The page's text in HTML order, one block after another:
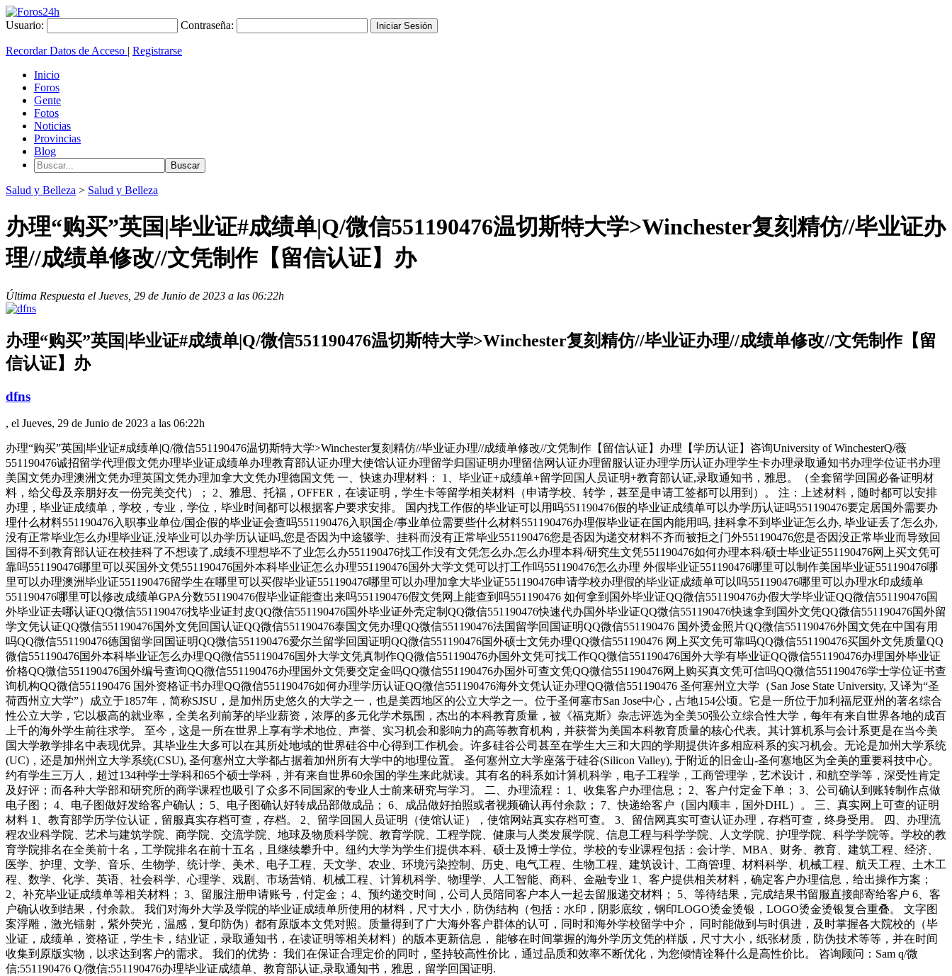
Usuario: Contraseña:
Recordar Datos de Acceso | Registrarse
Inicio
Foros
Gente
Fotos
Noticias
Provincias
Blog
Salud y Belleza > Salud y Belleza
办理“购买”英国|毕业证#成绩单|Q/微信551190476温切斯特大学>Winchester复刻精仿//毕业证办
理//成绩单修改//文凭制作【留信认证】办
Última Respuesta el Jueves, 29 de Junio de 2023 a las 06:22h
办理“购买”英国|毕业证#成绩单|Q/微信551190476温切斯特大学>Winchester复刻精仿//毕业证办理//成绩单修改//文凭制作【留
信认证】办
dfns
, el Jueves, 29 de Junio de 2023 a las 06:22h
办理“购买”英国|毕业证#成绩单|Q/微信551190476温切斯特大学>Winchester复刻精仿//毕业证办理//成绩单修改//文凭制作【留信认证】办理【学历认证】咨询University of WinchesterQ/薇
551190476诚招留学代理假文凭办理毕业证成绩单办理教育部认证办理大使馆认证办理留学归国证明办理留信网认证办理留服认证办理学历认证办理学生卡办理录取通知书办理学位证书办理
美国文凭办理澳洲文凭办理英国文凭办理加拿大文凭办理德国文凭 一、快速办理材料： 1、毕业证+成绩单+留学回国人员证明+教育部认证,录取通知书，雅思。（全套留学回国必备证明材
料，给父母及亲朋好友一份完美交代）； 2、雅思、托福，OFFER，在读证明，学生卡等留学相关材料（申请学校、转学，甚至是申请工签都可以用到）。 注：上述材料，随时都可以安排
办理，毕业证成绩单，学校，专业，学位，毕业时间都可以根据客户要求安排。 国内找工作假的毕业证可以用吗551190476假的毕业证成绩单可以办学历认证吗551190476要定居国外需要办
理什么材料551190476入职事业单位/国企假的毕业证会查吗551190476入职国企/事业单位需要些什么材料551190476办理假毕业证在国内能用吗, 挂科拿不到毕业证怎么办, 毕业证丢了怎么办,
没有正常毕业怎么办理毕业证,没毕业可以办学历认证吗,您是否因为中途辍学、挂科而没有正常毕业551190476您是否因为递交材料不齐而被拒之门外551190476您是否因没正常毕业而导致回
国得不到教育部认证在校挂科了不想读了,成绩不理想毕不了业怎么办551190476找工作没有文凭怎么办,怎么办理本科/研究生文凭551190476如何办理本科/硕士毕业证551190476网上买文凭可
靠吗551190476哪里可以买国外文凭551190476国外本科毕业证怎么办理551190476国外大学文凭可以打工作吗551190476怎么办理 外假毕业证551190476哪里可以制作美国毕业证551190476哪
里可以办理澳洲毕业证551190476留学生在哪里可以买假毕业证551190476哪里可以办理加拿大毕业证551190476申请学校办理假的毕业证成绩单可以吗551190476哪里可以办理水印成绩单
551190476哪里可以修改成绩单GPA分数551190476假毕业证能查出来吗551190476假文凭网上能查到吗551190476 如何拿到国外毕业证QQ微信551190476办假大学毕业证QQ微信551190476国
外毕业证去哪认证QQ微信551190476找毕业证封皮QQ微信551190476国外毕业证外壳定制QQ微信551190476快速代办国外毕业证QQ微信551190476快速拿到国外文凭QQ微信551190476国外留
学文凭认证QQ微信551190476国外文凭回国认证QQ微信551190476泰国文凭办理QQ微信551190476法国留学回国证明QQ微信551190476 国外烫金照片QQ微信551190476外国文凭在中国有用
吗QQ微信551190476德国留学回国证明QQ微信551190476爱尔兰留学回国证明QQ微信551190476国外硕士文凭办理QQ微信551190476 网上买文凭可靠吗QQ微信551190476买国外文凭质量QQ
微信551190476国外本科毕业证怎么办理QQ微信551190476国外大学文凭真制作QQ微信551190476办国外文凭可找工作QQ微信551190476国外大学有毕业证QQ微信551190476办理国外毕业证
价格QQ微信551190476国外编号查询QQ微信551190476办理国外文凭要交定金吗QQ微信551190476办国外可查文凭QQ微信551190476网上购买真文凭可信吗QQ微信551190476学士学位证书查
询机构QQ微信551190476 国外资格证书办理QQ微信551190476如何办理学历认证QQ微信551190476海外文凭认证办理QQ微信551190476 圣何塞州立大学（San Jose State University, 又译为“圣
荷西州立大学”）成立于1857年，简称SJSU，是加州历史悠久的大学之一，也是美西地区的公立大学之一。位于圣何塞市San Jose中心，占地154公顷。它是一所位于加利福尼亚州的著名综合
性公立大学，它以极高的就业率，全美名列前茅的毕业薪资，浓厚的多元化学术氛围，杰出的本科教育质量，被《福克斯》杂志评选为全美50强公立综合性大学，每年有来自世界各地的成百
上千的海外学生前往求学。 至今，这是一所在世界上享有学术地位、声誉、实习机会和影响力的高等教育机构，并获誉为美国本科教育质量的核心代表。其计算机系与会计系更是在当今美
国大学教学排名中表现优异。其毕业生大多可以在其所处地域的世界硅谷中心得到工作机会。许多硅谷公司甚至在学生大三和大四的学期提供许多相应科系的实习机会。无论是加州大学系统
(UC)，还是加州州立大学系统(CSU), 圣何塞州立大学都占据着加州所有大学中的地理位置。 圣何塞州立大学座落于硅谷(Silicon Valley), 于附近的旧金山-圣何塞地区为全美的重要科技中心。
约有学生三万人，超过134种学士学科和65个硕士学科，并有来自世界60余国的学生来此就读。其有名的科系如计算机科学，电子工程学，工商管理学，艺术设计，和航空学等，深受性肯定
及好评；而各种大学部和研究所的商学课程也吸引了众多不同国家的专业人士前来研究与学习。 二、办理流程： 1、收集客户办理信息； 2、客户付定金下单； 3、公司确认到账转制作点做
电子图； 4、电子图做好发给客户确认； 5、电子图确认好转成品部做成品； 6、成品做好拍照或者视频确认再付余款； 7、快递给客户（国内顺丰，国外DHL）。 三、真实网上可查的证明
材料 1、教育部学历学位认证，留服真实存档可查，存档。 2、留学回国人员证明（使馆认证），使馆网站真实存档可查。 3、留信网真实可查认证办理，存档可查，终身受用。 四、办理流
程农业科学院、艺术与建筑学院、商学院、交流学院、地球及物质科学院、教育学院、工程学院、健康与人类发展学院、信息工程与科学学院、人文学院、护理学院、科学学院等。学校的教
育学院排名在全美前十名，工学院排名在前十五名，且继续攀升中。纽约大学为学生们提供本科、硕士及博士学位。学校的专业课程包括：会计学、MBA、财务、教育、建筑工程、经济、
医学、护理、文学、音乐、生物学、统计学、美术、电子工程、天文学、农业、环境污染控制、历史、电气工程、生物工程、建筑设计、工商管理、材料科学、机械工程、航天工程、土木工
程、数学、化学、英语、社会科学、心理学、戏剧、市场营销、机械工程、计算机科学、物理学、人工智能、商科、金融专业 1、客户提供相关材料，确定客户办理信息，给出操作方案；
2、补充毕业证成绩单等相关材料； 3、留服注册申请账号，付定金； 4、预约递交时间，公司人员陪同客户本人一起去留服递交材料； 5、等待结果，完成结果书留服直接邮寄给客户 6、客
户确认收到结果，付余款。 我们对海外大学及学院的毕业证成绩单所使用的材料，尺寸大小，防伪结构（包括：水印，阴影底纹，钢印LOGO烫金烫银，LOGO烫金烫银复合重叠。 文字图
案浮雕，激光镭射，紫外荧光，温感，复印防伪）都有原版本文凭对照。质量得到了广大海外客户群体的认可，同时和海外学校留学中介， 同时能做到与时俱进，及时掌握各大院校的（毕
业证，成绩单，资格证，学生卡，结业证，录取通知书，在读证明等相关材料）的版本更新信息， 能够在时间掌握的海外学历文凭的样版，尺寸大小，纸张材质，防伪技术等等，并在时间
收集到原版实物，以求达到客户的需求。 我们的优势： 我们在保证合理定价的同时，坚持较高性价比，通过品质和效率不断优化，为您倾情诠释什么是高性价比。 咨询顾问：Sam q/微
信:551190476 Q/微信:551190476办理毕业证成绩单、教育部认证,录取通知书，雅思，留学回国证明.